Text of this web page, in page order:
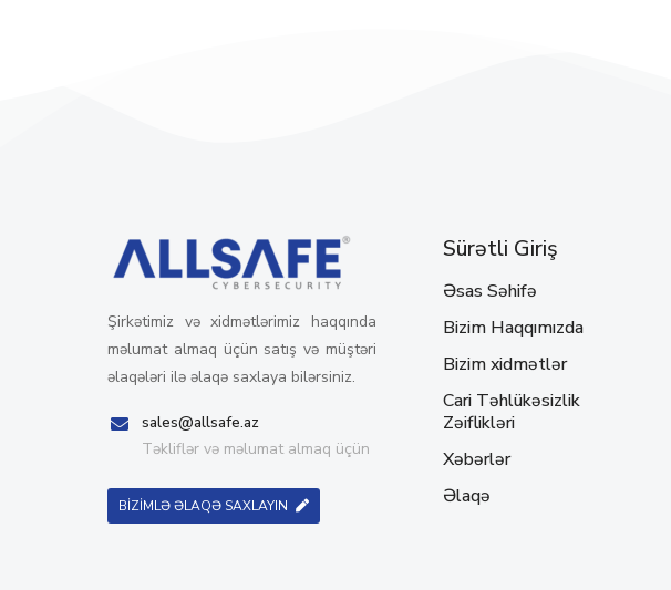
Şirkətimiz və xidmətlərimiz haqqında
məlumat almaq üçün satış və müştəri
əlaqələri ilə əlaqə saxlaya bilərsiniz.
sales@allsafe.az
Təkliflər və məlumat almaq üçün
BİZİMLƏ ƏLAQƏ SAXLAYIN
Sürətli Giriş
Əsas Səhifə
Bizim Haqqımızda
Bizim xidmətlər
Cari Təhlükəsizlik
Zəiflikləri
Xəbərlər
Əlaqə